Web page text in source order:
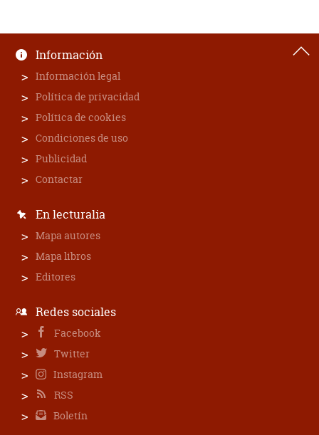
Información
Información legal
Política de privacidad
Política de cookies
Condiciones de uso
Publicidad
Contactar
En lecturalia
Mapa autores
Mapa libros
Editores
Redes sociales
Facebook
Twitter
Instagram
RSS
Boletín